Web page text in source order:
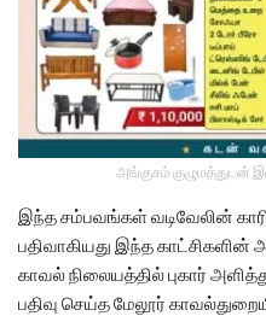
அங்குசம் குழுமத்துடன்
இந்த சம்பவங்கள் வடிவேலின்
பதிவாகியது இந்த காட்சிகளின்
காவல் நிலையத்தில் புகார்
பதிவு செய்த மேலூர்